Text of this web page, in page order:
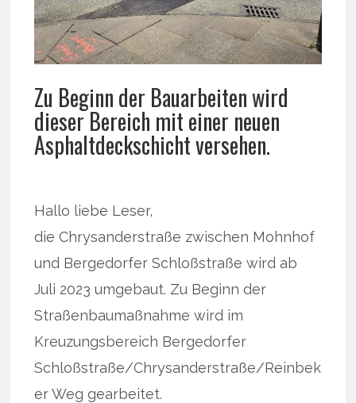
Zu Beginn der Bauarbeiten wird
dieser Bereich mit einer neuen
Asphaltdeckschicht versehen.
Hallo liebe Leser,
die Chrysanderstraße zwischen Mohnhof
und Bergedorfer Schloßstraße wird ab
Juli 2023 umgebaut. Zu Beginn der
Straßenbaumaßnahme wird im
Kreuzungsbereich Bergedorfer
Schloßstraße/Chrysanderstraße/Reinbek
er Weg gearbeitet.